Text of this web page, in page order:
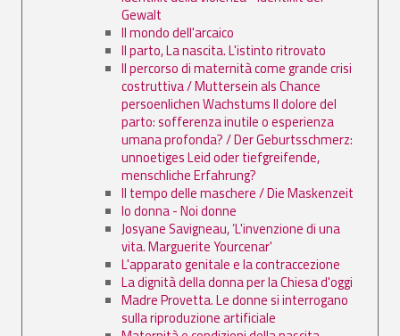
Gewalt
Il mondo dell'arcaico
Il parto, La nascita. L'istinto ritrovato
Il percorso di maternità come grande crisi
costruttiva / Muttersein als Chance
persoenlichen Wachstums Il dolore del
parto: sofferenza inutile o esperienza
umana profonda? / Der Geburtsschmerz:
unnoetiges Leid oder tiefgreifende,
menschliche Erfahrung?
Il tempo delle maschere / Die Maskenzeit
Io donna - Noi donne
Josyane Savigneau, ’L'invenzione di una
vita. Marguerite Yourcenar'
L'apparato genitale e la contraccezione
La dignità della donna per la Chiesa d'oggi
Madre Provetta. Le donne si interrogano
sulla riproduzione artificiale